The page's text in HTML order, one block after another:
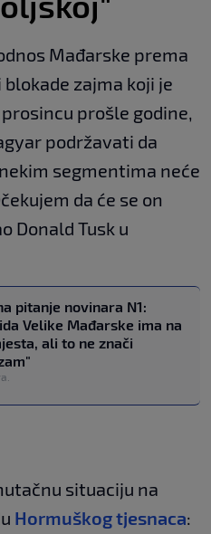
Mađarske prema
zajma koji je
prošle godine,
podržavati da
segmentima neće
da će se on
Donald Tusk u
pitanje novinara N1:
Velike Mađarske ima na
ali to ne znači
situaciju na
Hormuškog tjesnaca: